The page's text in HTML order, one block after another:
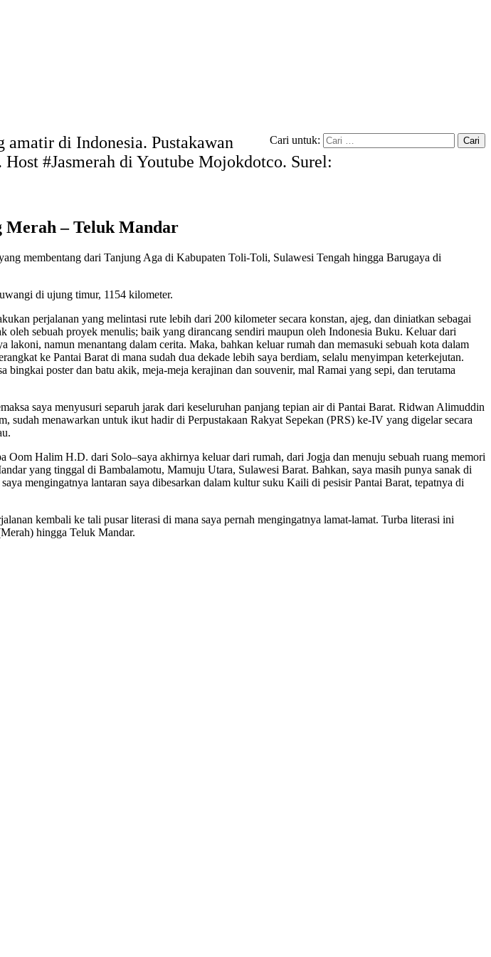
Cari untuk:
di Indonesia. Pustakawan
#Jasmerah di Youtube Mojokdotco. Surel:
Merah – Teluk Mandar
membentang dari Tanjung Aga di Kabupaten Toli-Toli, Sulawesi Tengah hingga Barugaya di
di ujung timur, 1154 kilometer.
perjalanan yang melintasi rute lebih dari 200 kilometer secara konstan, ajeg, dan diniatkan sebagai
oleh sebuah proyek menulis; baik yang dirancang sendiri maupun oleh Indonesia Buku. Keluar dari
lakoni, namun menantang dalam cerita. Maka, bahkan keluar rumah dan memasuki sebuah kota dalam
ke Pantai Barat di mana sudah dua dekade lebih saya berdiam, selalu menyimpan keterkejutan.
poster dan batu akik, meja-meja kerajinan dan souvenir, mal Ramai yang sepi, dan terutama
saya menyusuri separuh jarak dari keseluruhan panjang tepian air di Pantai Barat. Ridwan Alimuddin
sudah menawarkan untuk ikut hadir di Perpustakaan Rakyat Sepekan (PRS) ke-IV yang digelar secara
Halim H.D. dari Solo–saya akhirnya keluar dari rumah, dari Jogja dan menuju sebuah ruang memori
yang tinggal di Bambalamotu, Mamuju Utara, Sulawesi Barat. Bahkan, saya masih punya sanak di
mengingatnya lantaran saya dibesarkan dalam kultur suku Kaili di pesisir Pantai Barat, tepatnya di
kembali ke tali pusar literasi di mana saya pernah mengingatnya lamat-lamat. Turba literasi ini
hingga Teluk Mandar.